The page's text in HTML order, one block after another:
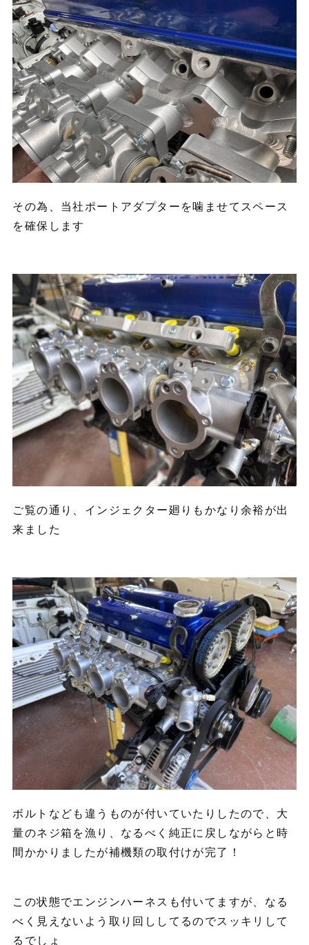
その為、当社ポートアダプターを噛ませてスペース
を確保します
ご覧の通り、インジェクター廻りもかなり余裕が出
来ました
ボルトなども違うものが付いていたりしたので、大
量のネジ箱を漁り、なるべく純正に戻しながらと時
間かかりましたが補機類の取付けが完了！
この状態でエンジンハーネスも付いてますが、なる
べく見えないよう取り回ししてるのでスッキリして
るでしょ